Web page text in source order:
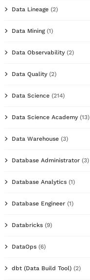
Data Lineage (2)
Data Mining(1)
Data Observability (2)
Data Quality (2)
Data Science (214)
Data Science Academy (13)
Data Warehouse (3)
Database Administrator (3)
Database Analytics (1)
Database Engineer (1)
Databricks (9)
DataOps (6)
dbt (Data Build Tool) (2)